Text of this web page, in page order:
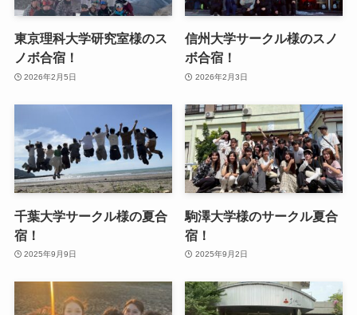
東京理科大学研究室様のス
ノボ合宿！
2026年2月5日
信州大学サークル様のスノ
ボ合宿！
2026年2月3日
千葉大学サークル様の夏合
宿！
2025年9月9日
駒澤大学様のサークル夏合
宿！
2025年9月2日